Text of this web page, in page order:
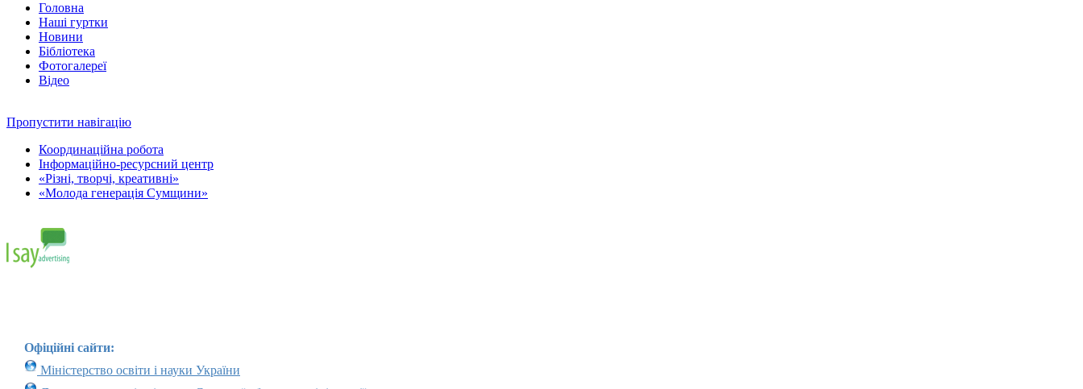
Головна
Наші гуртки
Новини
Бібліотека
Фотогалереї
Відео
Пропустити навігацію
Координаційна робота
Інформаційно-ресурсний центр
«Різні, творчі, креативні»
«Молода генерація Сумщини»
Офіційні сайти:
Міністерство освіти і науки України